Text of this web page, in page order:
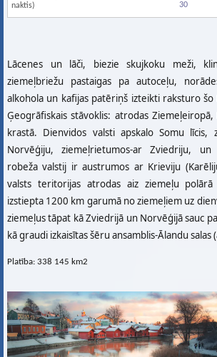
naktis)
30
Lācenes un lāči, biezie skujkoku meži,
ziemeļbriežu pastaigas pa autoceļu,
alkohola un kafijas patēriņš izteikti raksturo
Ģeogrāfiskais stāvoklis: atrodas
krastā. Dienvidos valsti apskalo Somu līcis,
Norvēģiju, ziemeļrietumos-ar Zviedriju, un
robeža valstij ir austrumos ar Krieviju
valsts teritorijas atrodas aiz ziemeļu
izstiepta 1200 km garumā no ziemeļiem uz
ziemeļus tāpat kā Zviedrijā un Norvēģijā sauc
kā graudi izkaisītas šēru ansamblis-Ālandu salas
Platība: 338 145 km2